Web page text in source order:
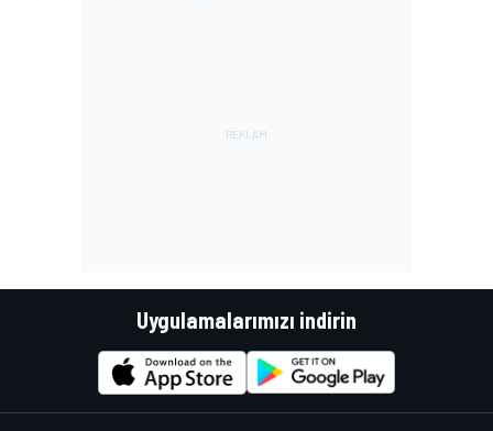
Uygulamalarımızı indirin